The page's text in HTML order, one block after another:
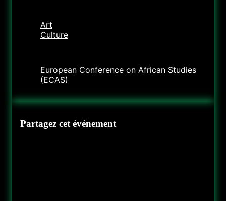
Art
Culture
European Conference on African Studies
(ECAS)
Partagez cet événement